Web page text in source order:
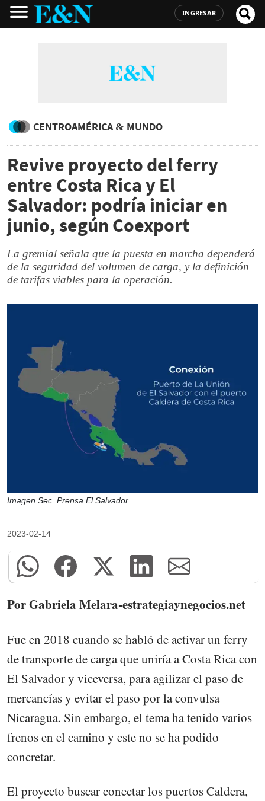
INGRESAR
CENTROAMÉRICA & MUNDO
Revive proyecto del ferry
entre Costa Rica y El
Salvador: podría iniciar en
junio, según Coexport
La gremial señala que la puesta en marcha dependerá
de la seguridad del volumen de carga, y la definición
de tarifas viables para la operación.
Imagen Sec. Prensa El Salvador
2023-02-14
Por Gabriela Melara-estrategiaynegocios.net
Fue en 2018 cuando se habló de activar un ferry
de transporte de carga que uniría a Costa Rica con
El Salvador y viceversa, para agilizar el paso de
mercancías y evitar el paso por la convulsa
Nicaragua. Sin embargo, el tema ha tenido varios
frenos en el camino y este no se ha podido
concretar.
El proyecto buscar conectar los puertos Caldera,